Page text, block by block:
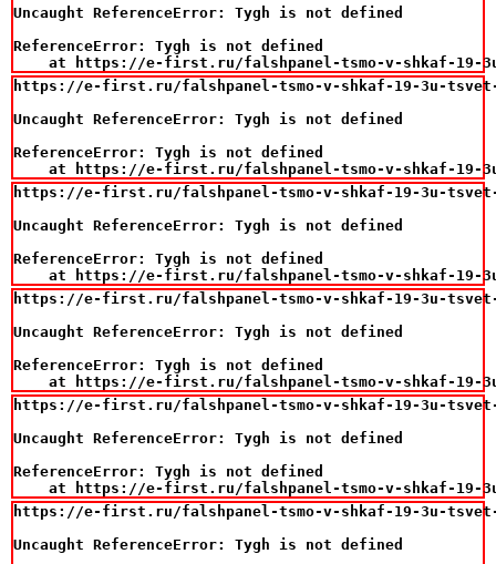
Uncaught ReferenceError: Tygh is not defined
ReferenceError: Tygh is not defined
at https://e-first.ru/falshpanel-tsmo-v-shkaf-19-
https://e-first.ru/falshpanel-tsmo-v-shkaf-19-3u-tsvet-
Uncaught ReferenceError: Tygh is not defined
ReferenceError: Tygh is not defined
at https://e-first.ru/falshpanel-tsmo-v-shkaf-19-
https://e-first.ru/falshpanel-tsmo-v-shkaf-19-3u-tsvet-
Uncaught ReferenceError: Tygh is not defined
ReferenceError: Tygh is not defined
at https://e-first.ru/falshpanel-tsmo-v-shkaf-19-
https://e-first.ru/falshpanel-tsmo-v-shkaf-19-3u-tsvet-
Uncaught ReferenceError: Tygh is not defined
ReferenceError: Tygh is not defined
at https://e-first.ru/falshpanel-tsmo-v-shkaf-19-
https://e-first.ru/falshpanel-tsmo-v-shkaf-19-3u-tsvet-
Uncaught ReferenceError: Tygh is not defined
ReferenceError: Tygh is not defined
at https://e-first.ru/falshpanel-tsmo-v-shkaf-19-
https://e-first.ru/falshpanel-tsmo-v-shkaf-19-3u-tsvet-
Uncaught ReferenceError: Tygh is not defined